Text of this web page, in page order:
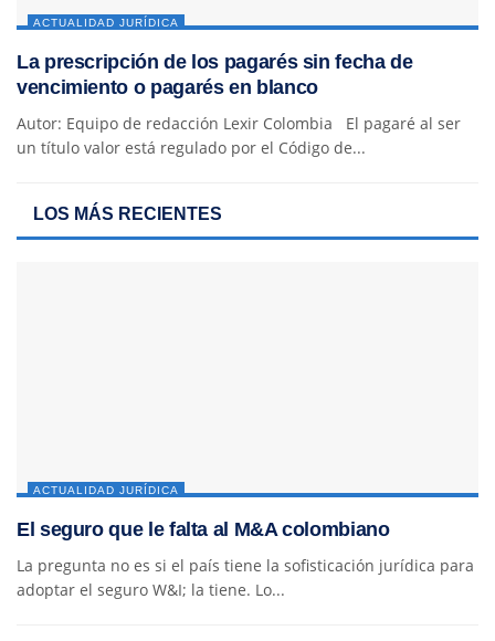
ACTUALIDAD JURÍDICA
La prescripción de los pagarés sin fecha de
vencimiento o pagarés en blanco
Autor: Equipo de redacción Lexir Colombia El pagaré al ser
un título valor está regulado por el Código de...
LOS MÁS RECIENTES
ACTUALIDAD JURÍDICA
El seguro que le falta al M&A colombiano
La pregunta no es si el país tiene la sofisticación jurídica para
adoptar el seguro W&I; la tiene. Lo...